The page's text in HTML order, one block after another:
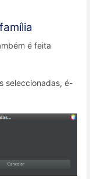
é feita
seleccionadas, é-